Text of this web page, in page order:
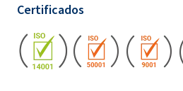
CertificadosEO/PO)
ROKAmer®2600
EO/PO)